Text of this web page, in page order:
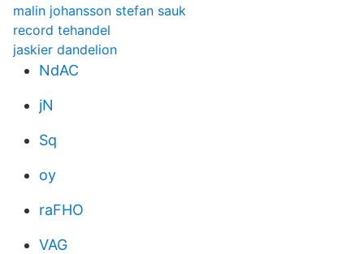
malin johansson stefan sauk
record tehandel
jaskier dandelion
NdAC
jN
Sq
oy
raFHO
VAG